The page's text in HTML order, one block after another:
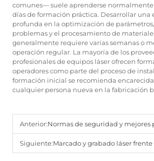
comunes— suele aprenderse normalmente
días de formación práctica. Desarrollar una
profunda en la optimización de
problemas y el procesamiento de
generalmente requiere varias semanas o
operación regular. La mayoría de los
profesionales de equipos láser ofrecen
operadores como parte del proceso de
formación inicial se recomienda
cualquier persona nueva en la fabricación
Anterior:Normas de seguridad y mejores prácticas para
Siguiente:Marcado y grabado láser frente a